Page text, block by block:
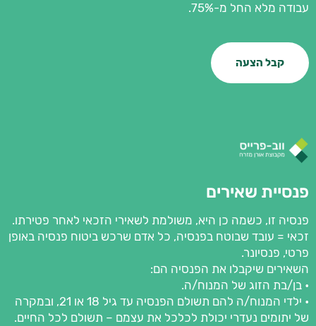
עבודה מלא החל מ-75%.
קבל הצעה
פנסיית שאירים
פנסיה זו, כשמה כן היא, משולמת לשאירי הזכאי לאחר פטירתו.
זכאי = עובד שבוטח בפנסיה, כל אדם שרכש ביטוח פנסיה באופן
פרטי, פנסיונר.
השאירים שיקבלו את הפנסיה הם:
• בן/בת הזוג של המנוח/ה.
• ילדי המנוח/ה להם תשולם הפנסיה עד גיל 18 או 21, ובמקרה
של יתומים נעדרי יכולת לכלכל את עצמם – תשולם לכל החיים.